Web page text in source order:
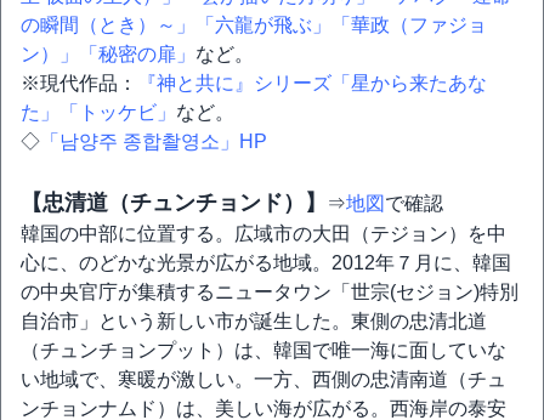
の瞬間（とき）～」
「六龍が飛ぶ」
「華政（ファジョ
ン）」
「秘密の扉」 など。
※現代作品：
『神と共に』シリーズ 「星から来たあな
た」
「トッケビ」 など。
◇ 「남양주 종합촬영소」HP
【忠清道（チュンチョンド）】 ⇒地図 で確認
韓国の中部に位置する。広域市の大田（テジョン）を中
心に、のどかな光景が広がる地域。2012年７月に、韓国
の中央官庁が集積するニュータウン「世宗(セジョン)特別
自治市」という新しい市が誕生した。東側の忠清北道
（チュンチョンプット）は、韓国で唯一海に面していな
い地域で、寒暖が激しい。一方、西側の忠清南道（チュ
ンチョンナムド）は、美しい海が広がる。西海岸の泰安